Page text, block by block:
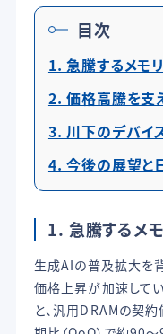
目次
1. 急騰するメモ
2. 価格高騰を支
3. 川下のデバイ
4. 今後の展望と
1. 急騰するメ
生成AIの普及拡大を
価格上昇が加速して
と、汎用DRAMの契